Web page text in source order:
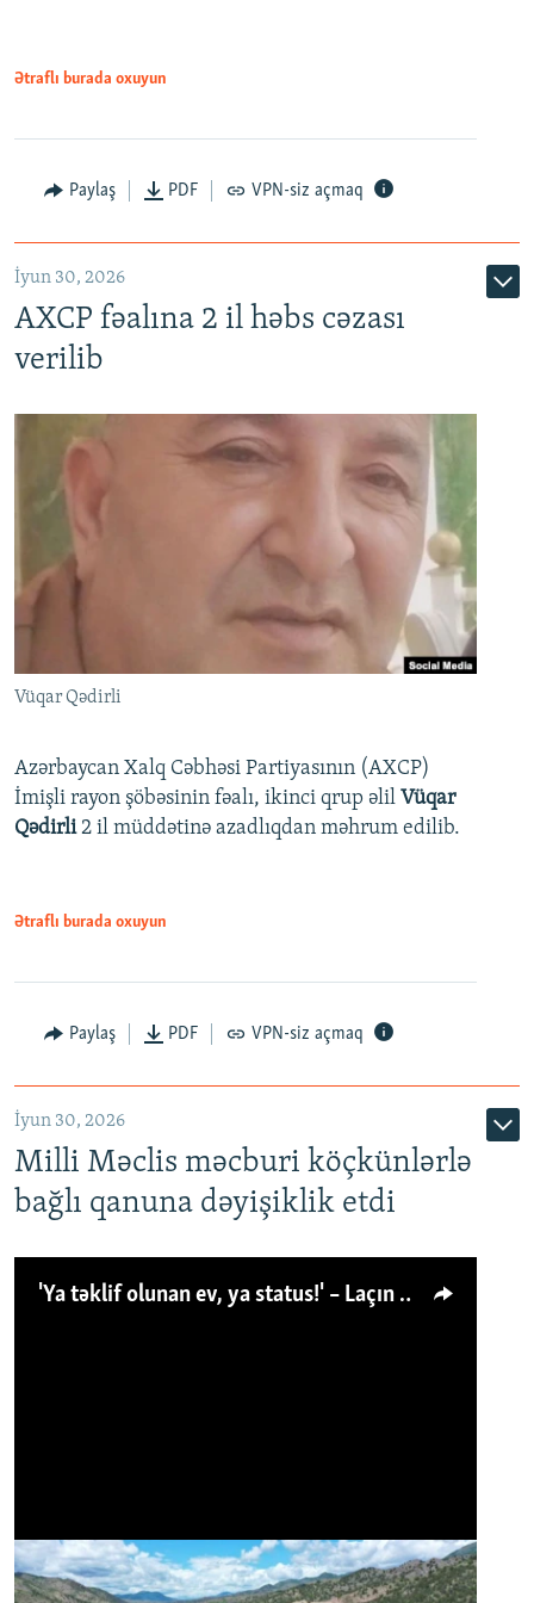
Ətraflı burada oxuyun
Paylaş PDF VPN-siz açmaq
İyun 30, 2026
AXCP fəalına 2 il həbs cəzası
verilib
Vüqar Qədirli
Azərbaycan Xalq Cəbhəsi Partiyasının (AXCP)
İmişli rayon şöbəsinin fəalı, ikinci qrup əlil Vüqar
Qədirli2 il müddətinə azadlıqdan məhrum edilib.
Ətraflı burada oxuyun
Paylaş PDF VPN-siz açmaq
İyun 30, 2026
Milli Məclis məcburi köçkünlərlə
bağlı qanuna dəyişiklik etdi
'Ya təklif olunan ev, ya status!' – Laçın köçkünü: 'Laçından başqa heç hara!'